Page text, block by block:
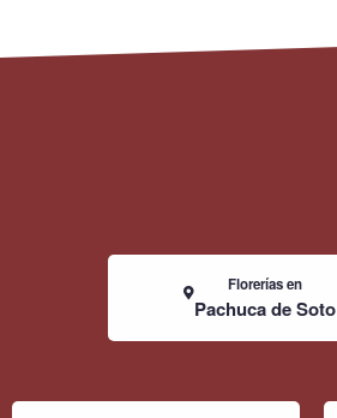
Florerías en
Pachuca de Soto